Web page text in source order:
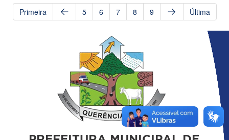
Primeira 5 6 7 8 9 Última